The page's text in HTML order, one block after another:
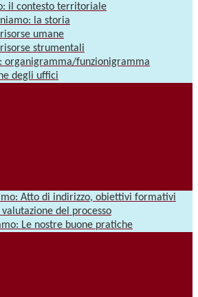
il contesto territoriale
la storia
umane
strumentali
organigramma/funzionigramma
degli uffici
Atto di indirizzo, obiettivi formativi
del processo
Le nostre buone pratiche